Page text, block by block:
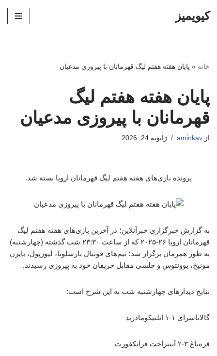
کیویمیز
خانه » پایان هفته هفتم لیگ قهرمانان با پیروزی مدعیان
پایان هفته هفتم لیگ
قهرمانان با پیروزی مدعیان
از aminkav ژانویه 24, 2026
پرونده بازی‌های هفته هفتم لیگ قهرمانان اروپا بسته شد.
به گزارش خبرگزاری خبرآنلاین؛ در آخرین بازی‌های هفته هفتم لیگ
قهرمانان اروپا ۲۶-۲۰۲۵ که از ساعت ۲۳:۳۰ شب گذشته (چهارشنبه)
به طور همزمان برگزار شد؛ تیم‌های فوتبال بارسلونا، لیورپول، بایرن
مونیخ، یوونتوس و چلسی مقابل حریفان خود به پیروزی رسیدند.
نتایج دیدارهای چهارشنبه شب به این شرح است:
گالاتاسرای ۱-۱ اتلتیکومادرید
قره‌باغ ۳-۲ آینتراخت فرانکفورت